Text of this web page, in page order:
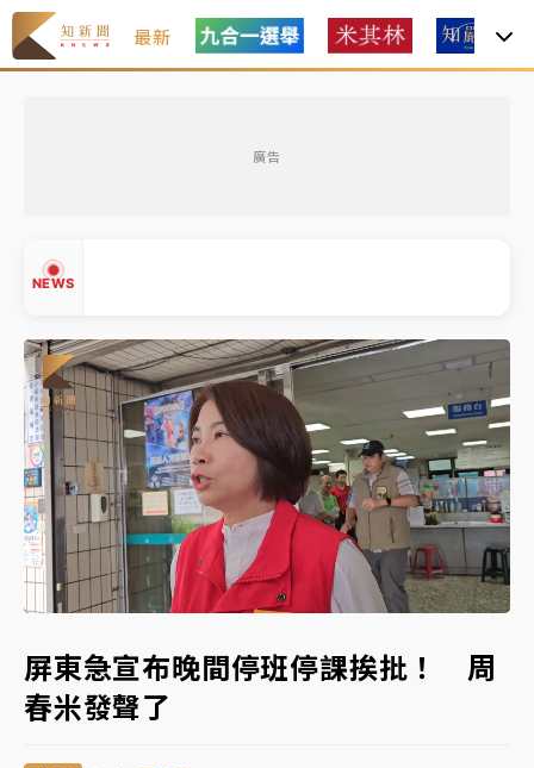
最新
廣告
NEWS
中颱白海豚環流掠北海！今明防劇烈降雨 東部高溫飆
38度
周末精選｜ 慈濟遭詐10億完整始末曝！律師掮客大玩兩
面手法 郭台銘、蔡英文成關鍵
本周爆款短影音｜ 柯文哲帶電子手鐶拄拐杖現身／周玉
蔻蔡玉真開撕爆料
周末精選｜ 跨境網購族注意！EZ Way若改由政府委
任 預算難關如何解？
蔣萬安的建中同學！47歲法律學霸戰桃園 公開上任首
要3件事
買1送1
白海豚逼近！新北高灘地停車場下午4時強制拖吊 中午
▲
▼
Unmute Loaded
57.75%
屏東急宣布晚間停班停課挨批！ 周
春米發聲了